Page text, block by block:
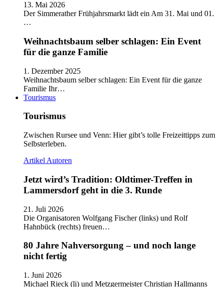
13. Mai 2026
Der Simmerather Frühjahrsmarkt lädt ein Am 31. Mai und 01.
…
Weihnachtsbaum selber schlagen: Ein Event
für die ganze Familie
1. Dezember 2025
Weihnachtsbaum selber schlagen: Ein Event für die ganze
Familie Ihr…
Tourismus
Tourismus
Zwischen Rursee und Venn: Hier gibt’s tolle Freizeittipps zum
Selbsterleben.
Artikel Autoren
Jetzt wird’s Tradition: Oldtimer-Treffen in
Lammersdorf geht in die 3. Runde
21. Juli 2026
Die Organisatoren Wolfgang Fischer (links) und Rolf
Hahnbück (rechts) freuen…
80 Jahre Nahversorgung – und noch lange
nicht fertig
1. Juni 2026
Michael Rieck (li) und Metzgermeister Christian Hallmanns